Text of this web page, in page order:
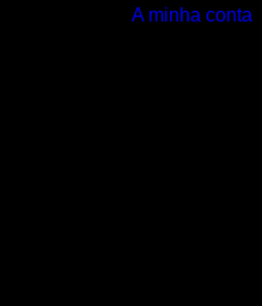
A minha conta